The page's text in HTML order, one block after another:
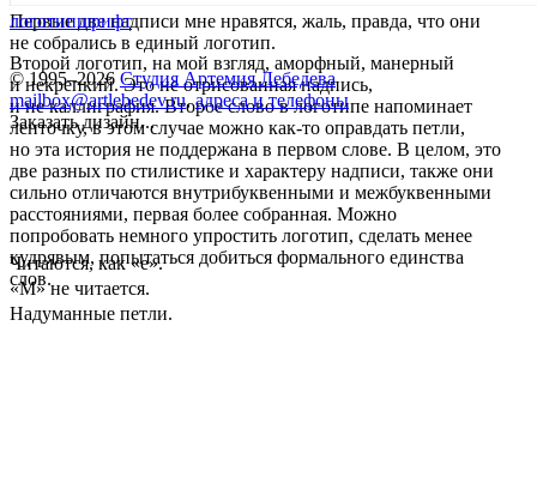
Первые две надписи мне нравятся, жаль, правда, что они
не собрались в единый логотип.
Второй логотип, на мой взгляд, аморфный, манерный
и некрепкий. Это не отрисованная надпись,
и не каллиграфия. Второе слово в логотипе напоминает
ленточку, в этом случае можно как-то оправдать петли,
но эта история не поддержана в первом слове. В целом, это
две разных по стилистике и характеру надписи, также они
сильно отличаются внутрибуквенными и межбуквенными
расстояниями, первая более собранная. Можно
попробовать немного упростить логотип, сделать менее
кудрявым, попытаться добиться формального единства
слов.
Читаются, как «е».
«М» не читается.
Надуманные петли.
логотипшрифт
© 1995–2026 Студия Артемия Лебедева
mailbox@artlebedev.ru, адреса и телефоны
Заказать дизайн...